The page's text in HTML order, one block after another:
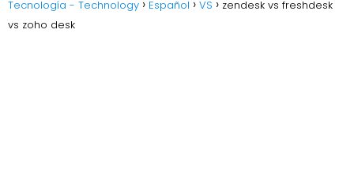
Tecnología - Technology Español VS
zendesk vs freshdesk
vs zoho desk